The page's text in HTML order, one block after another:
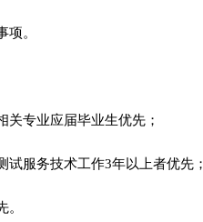
项。
关专业应届毕业生优先；
试服务技术工作3年以上者优先；
。